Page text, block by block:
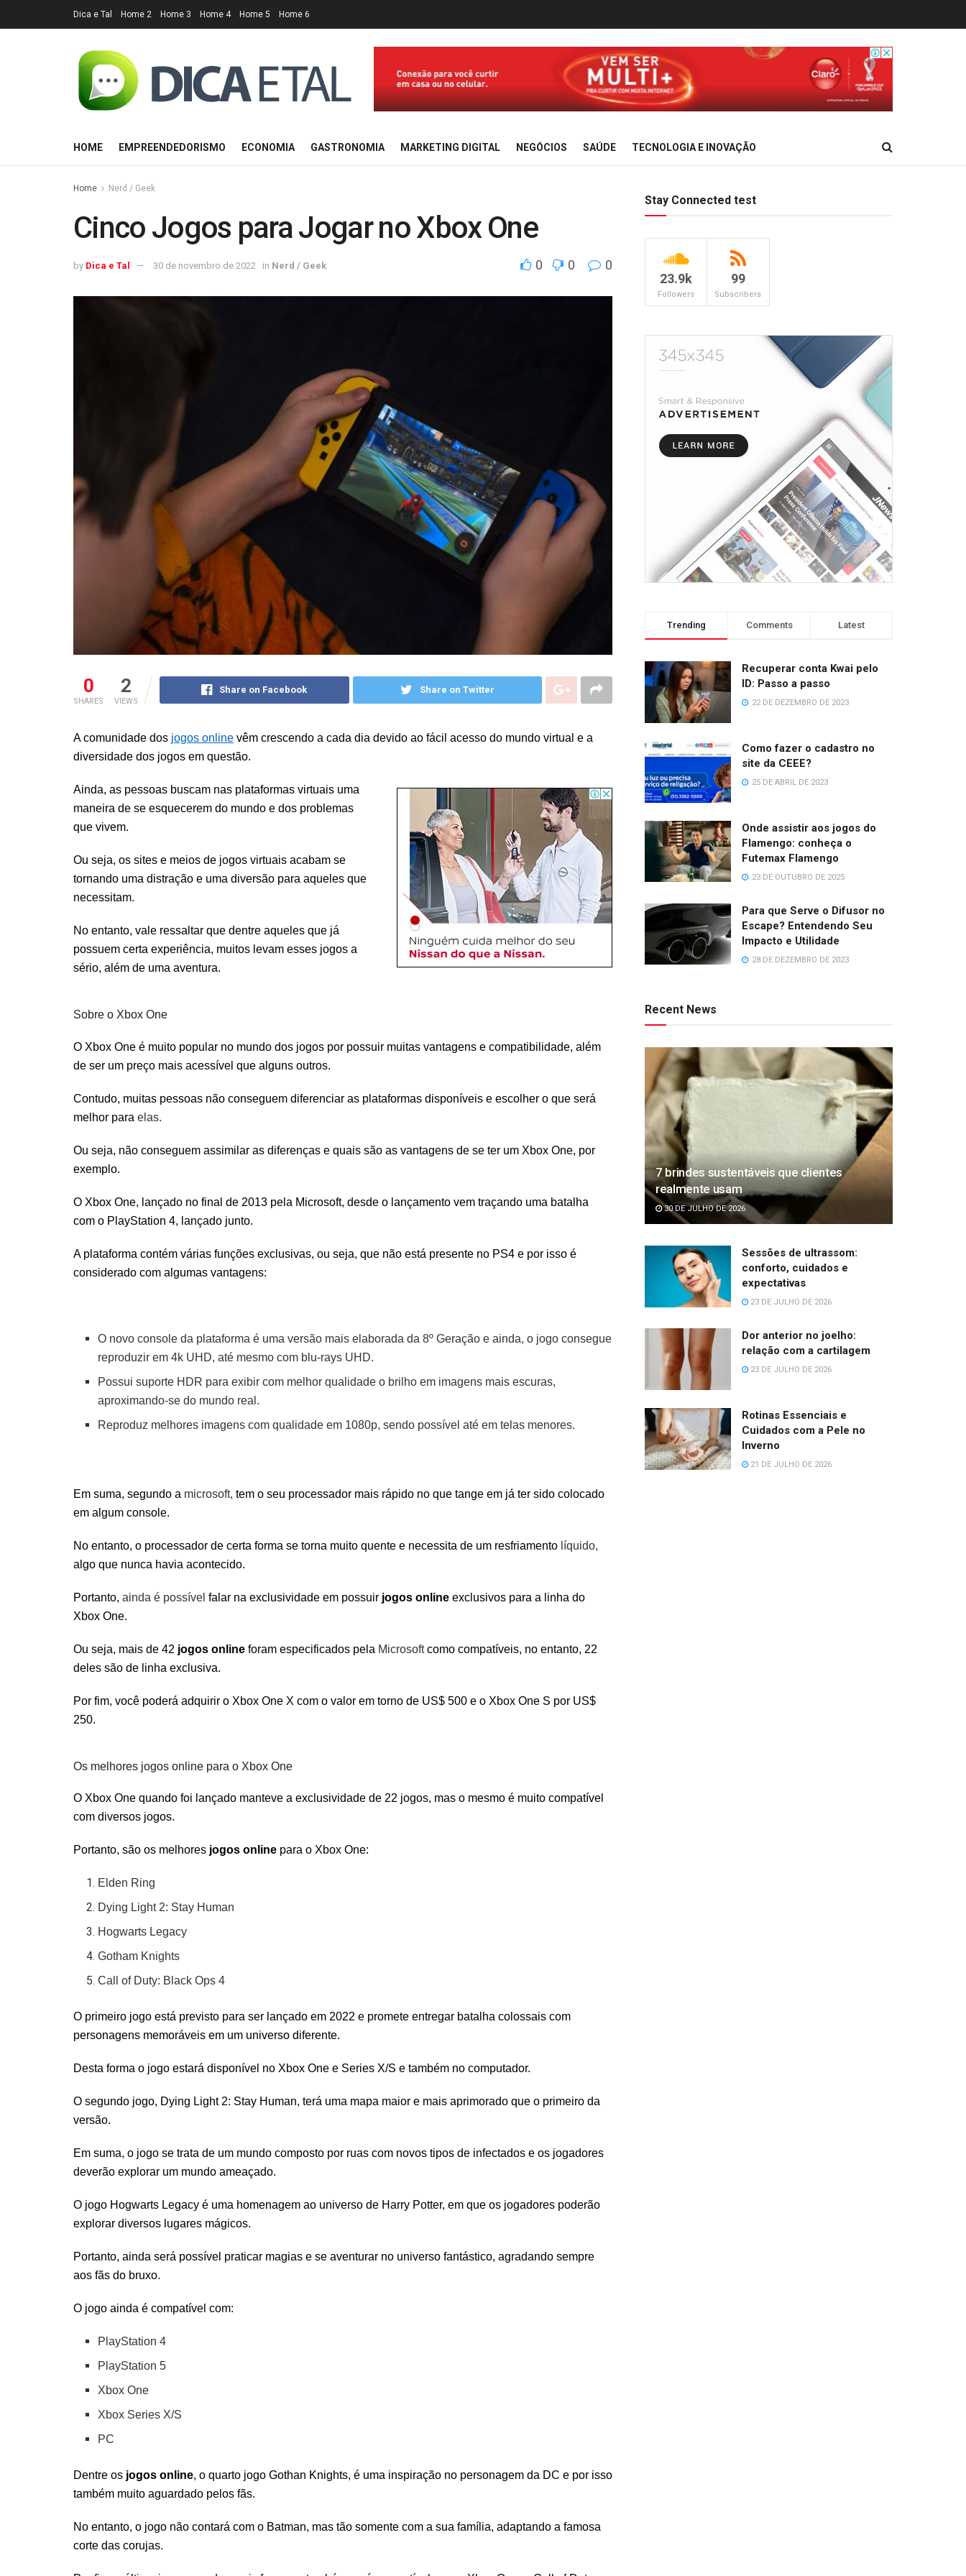
Dica e Tal Home 2 Home 3 Home 4 Home 5 Home 6
HOME EMPREENDEDORISMO ECONOMIA GASTRONOMIA MARKETING DIGITAL NEGÓCIOS SAÚDE TECNOLOGIA E INOVAÇÃO
Home Nerd / Geek
Cinco Jogos para Jogar no Xbox One
by Dica e Tal 30 de novembro de 2022 in Nerd / Geek 0 0 0
0
SHARES
2
VIEWS
Share on Facebook Share on Twitter
A comunidade dos jogos online vêm crescendo a cada dia devido ao fácil acesso do mundo virtual e a
diversidade dos jogos em questão.
Ainda, as pessoas buscam nas plataformas virtuais uma
maneira de se esquecerem do mundo e dos problemas
que vivem.
Ou seja, os sites e meios de jogos virtuais acabam se
tornando uma distração e uma diversão para aqueles que
necessitam.
No entanto, vale ressaltar que dentre aqueles que já
possuem certa experiência, muitos levam esses jogos a
sério, além de uma aventura.
Sobre o Xbox One
O Xbox One é muito popular no mundo dos jogos por possuir muitas vantagens e compatibilidade, além
de ser um preço mais acessível que alguns outros.
Contudo, muitas pessoas não conseguem diferenciar as plataformas disponíveis e escolher o que será
melhor para elas.
Ou seja, não conseguem assimilar as diferenças e quais são as vantagens de se ter um Xbox One, por
exemplo.
O Xbox One, lançado no final de 2013 pela Microsoft, desde o lançamento vem traçando uma batalha
com o PlayStation 4, lançado junto.
A plataforma contém várias funções exclusivas, ou seja, que não está presente no PS4 e por isso é
considerado com algumas vantagens:
O novo console da plataforma é uma versão mais elaborada da 8º Geração e ainda, o jogo consegue
reproduzir em 4k UHD, até mesmo com blu-rays UHD.
Possui suporte HDR para exibir com melhor qualidade o brilho em imagens mais escuras,
aproximando-se do mundo real.
Reproduz melhores imagens com qualidade em 1080p, sendo possível até em telas menores.
Em suma, segundo a microsoft, tem o seu processador mais rápido no que tange em já ter sido colocado
em algum console.
No entanto, o processador de certa forma se torna muito quente e necessita de um resfriamento líquido,
algo que nunca havia acontecido.
Portanto, ainda é possível falar na exclusividade em possuir jogos online exclusivos para a linha do
Xbox One.
Ou seja, mais de 42 jogos online foram especificados pela Microsoftcomo compatíveis, no entanto, 22
deles são de linha exclusiva.
Por fim, você poderá adquirir o Xbox One X com o valor em torno de US$ 500 e o Xbox One S por US$
250.
Os melhores jogos online para o Xbox One
O Xbox One quando foi lançado manteve a exclusividade de 22 jogos, mas o mesmo é muito compatível
com diversos jogos.
Portanto, são os melhores jogos online para o Xbox One:
Elden Ring
Dying Light 2: Stay Human
Hogwarts Legacy
Gotham Knights
Call of Duty: Black Ops 4
O primeiro jogo está previsto para ser lançado em 2022 e promete entregar batalha colossais com
personagens memoráveis em um universo diferente.
Desta forma o jogo estará disponível no Xbox One e Series X/S e também no computador.
O segundo jogo, Dying Light 2: Stay Human, terá uma mapa maior e mais aprimorado que o primeiro da
versão.
Em suma, o jogo se trata de um mundo composto por ruas com novos tipos de infectados e os jogadores
deverão explorar um mundo ameaçado.
O jogo Hogwarts Legacy é uma homenagem ao universo de Harry Potter, em que os jogadores poderão
explorar diversos lugares mágicos.
Portanto, ainda será possível praticar magias e se aventurar no universo fantástico, agradando sempre
aos fãs do bruxo.
O jogo ainda é compatível com:
PlayStation 4
PlayStation 5
Xbox One
Xbox Series X/S
PC
Dentre os jogos online, o quarto jogo Gothan Knights, é uma inspiração no personagem da DC e por isso
também muito aguardado pelos fãs.
No entanto, o jogo não contará com o Batman, mas tão somente com a sua família, adaptando a famosa
corte das corujas.
Stay Connected test
23.9k
Followers
99
Subscribers
Trending Comments Latest
Recuperar conta Kwai pelo
ID: Passo a passo
22 DE DEZEMBRO DE 2023
Como fazer o cadastro no
site da CEEE?
25 DE ABRIL DE 2023
Onde assistir aos jogos do
Flamengo: conheça o
Futemax Flamengo
23 DE OUTUBRO DE 2025
Para que Serve o Difusor no
Escape? Entendendo Seu
Impacto e Utilidade
28 DE DEZEMBRO DE 2023
Recent News
7 brindes sustentáveis que clientes
realmente usam
30 DE JULHO DE 2026
Sessões de ultrassom:
conforto, cuidados e
expectativas
23 DE JULHO DE 2026
Dor anterior no joelho:
relação com a cartilagem
23 DE JULHO DE 2026
Rotinas Essenciais e
Cuidados com a Pele no
Inverno
21 DE JULHO DE 2026